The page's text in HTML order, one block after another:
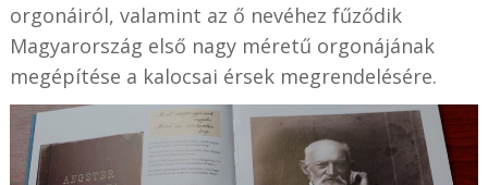
orgonáiról, valamint az ő nevéhez fűződik
Magyarország első nagy méretű orgonájának
megépítése a kalocsai érsek megrendelésére.